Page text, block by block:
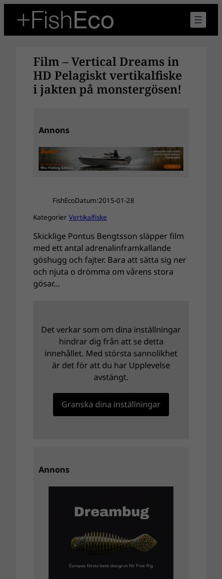
innehåll
Film – Vertical Dreams in
HD Pelagiskt vertikalfiske
i jakten på monstergösen!
Annons
FishEcoDatum:2015-01-28
KategorierVertikalfiske
Skicklige Pontus Bengtsson släpper film
med ett antal adrenalinframkallande
göshugg och fajter. Bara att sätta sig ner
och njuta o drömma om vårens stora
gösar…
Det verkar som om dina inställningar
hindrar dig från att se detta
innehållet. Med största sannolikhet
är det för att du har Upplevelse
avstängt.
Granska dina inställningar
Annons